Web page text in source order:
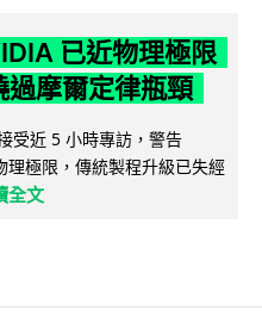
已近物理極限
過摩爾定律瓶頸
受近 5 小時專訪，警告
極限，傳統製程升級已失經
全文